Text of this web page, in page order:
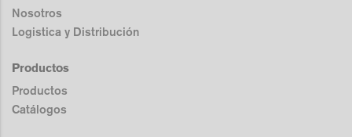
Nosotros
Logistica y Distribución
Productos
Productos
Catálogos